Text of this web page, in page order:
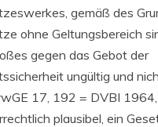
gemäß des
ohne Geltungsbereich
gegen das Gebot der
ungültig und
17, 192 = DVBI
plausibel, ein